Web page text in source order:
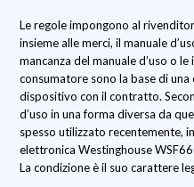
Le regole impongono al
insieme alle merci, il manuale
mancanza del manuale d’uso o
consumatore sono la base di una
dispositivo con il contratto.
d’uso in una forma diversa da
spesso utilizzato recentemente,
elettronica Westinghouse
La condizione è il suo carattere